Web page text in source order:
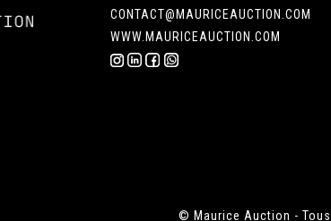
CONTACT@MAURICEAUCTION.COM
WWW.MAURICEAUCTION.COM
© Maurice Auction - Tous